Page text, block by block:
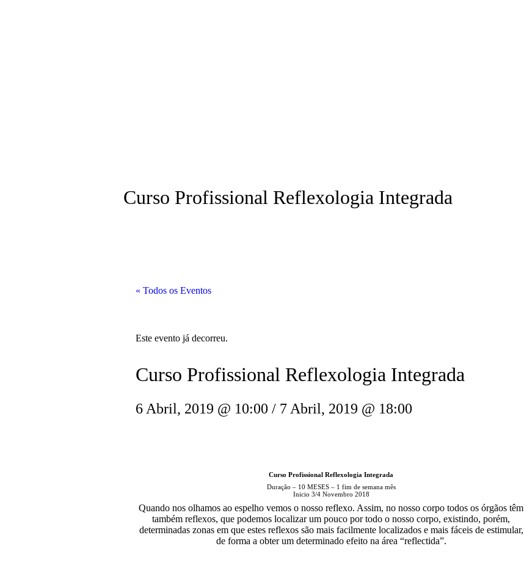
Curso Profissional Reflexologia Integrada
« Todos os Eventos
Este evento já decorreu.
Curso Profissional Reflexologia Integrada
6 Abril, 2019 @ 10:00 / 7 Abril, 2019 @ 18:00
Curso Profissional Reflexologia Integrada
Duração – 10 MESES – 1 fim de semana mês
Inicio 3/4 Novembro 2018
Quando nos olhamos ao espelho vemos o nosso reflexo. Assim, no nosso corpo todos os órgãos têm
também reflexos, que podemos localizar um pouco por todo o nosso corpo, existindo, porém,
determinadas zonas em que estes reflexos são mais facilmente localizados e mais fáceis de estimular,
de forma a obter um determinado efeito na área “reflectida”.